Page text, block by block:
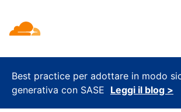
Best practice per adottare in modo
generativa con SASE Leggi il blog >